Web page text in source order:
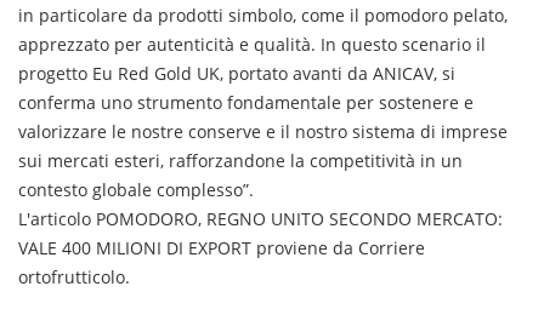
in particolare da prodotti simbolo, come il pomodoro pelato,
apprezzato per autenticità e qualità. In questo scenario il
progetto Eu Red Gold UK, portato avanti da ANICAV, si
conferma uno strumento fondamentale per sostenere e
valorizzare le nostre conserve e il nostro sistema di imprese
sui mercati esteri, rafforzandone la competitività in un
contesto globale complesso”.
L'articolo POMODORO, REGNO UNITO SECONDO MERCATO:
VALE 400 MILIONI DI EXPORT proviene da Corriere
ortofrutticolo.